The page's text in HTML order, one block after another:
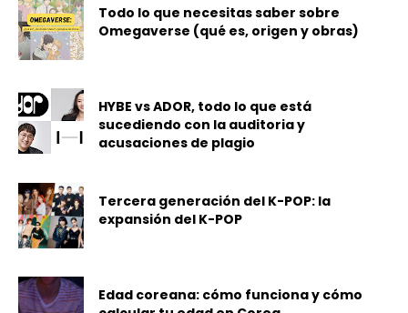
Todo lo que necesitas saber sobre
Omegaverse (qué es, origen y obras)
HYBE vs ADOR, todo lo que está
sucediendo con la auditoria y
acusaciones de plagio
Tercera generación del K-POP: la
expansión del K-POP
Edad coreana: cómo funciona y cómo